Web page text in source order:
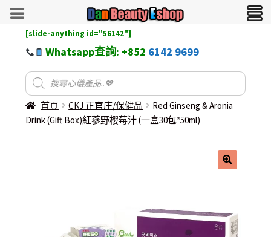
[slide-anything id="56142"]
Whatsapp查詢: +852 6142 9699
首頁 CKJ 正官庄/保健品
Red Ginseng & Aronia
Drink (Gift Box)紅蔘野櫻莓汁 (一盒30包*50ml)